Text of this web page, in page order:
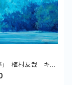
」 植村友哉 キャ